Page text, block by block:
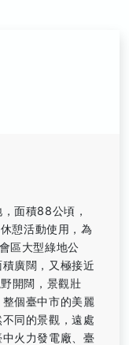
面積88公頃，
憩活動使用，為
區大型綠地公
廣闊，又極接近
開闊，景觀壯
個臺中市的美麗
同的景觀，遠處
火力發電廠、臺